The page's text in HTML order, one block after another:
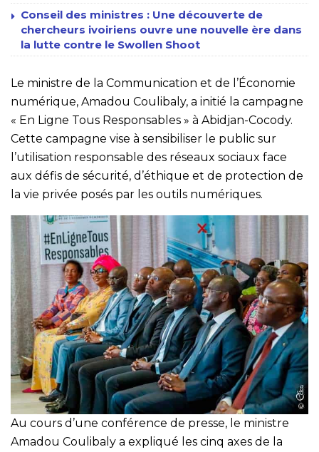
Conseil des ministres : Une découverte de
chercheurs ivoiriens ouvre une nouvelle ère dans
la lutte contre le Swollen Shoot
Le ministre de la Communication et de l’Économie
numérique, Amadou Coulibaly, a initié la campagne
« En Ligne Tous Responsables » à Abidjan-Cocody.
Cette campagne vise à sensibiliser le public sur
l’utilisation responsable des réseaux sociaux face
aux défis de sécurité, d’éthique et de protection de
la vie privée posés par les outils numériques.
Au cours d’une conférence de presse, le ministre
Amadou Coulibaly a expliqué les cinq axes de la